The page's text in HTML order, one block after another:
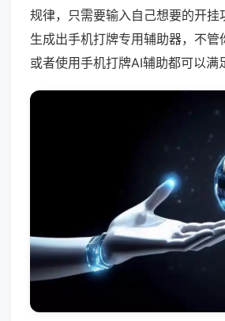
规律，只需要输入自己想要的开挂
生成出手机打牌专用辅助器，不管
或者使用手机打牌AI辅助都可以满